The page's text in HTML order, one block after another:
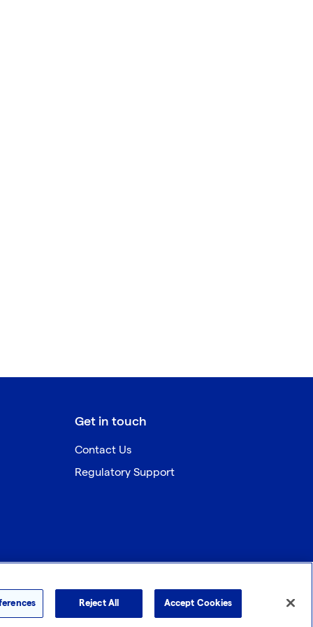
Get in touch
Contact Us
Regulatory Support
Reject All Accept Cookies